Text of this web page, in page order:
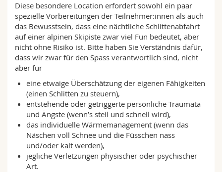
Diese besondere Location erfordert sowohl ein paar
spezielle Vorbereitungen der Teilnehmer:innen als auch
das Bewusstsein, dass eine nächtliche Schlittenabfahrt
auf einer alpinen Skipiste zwar viel Fun bedeutet, aber
nicht ohne Risiko ist. Bitte haben Sie Verständnis dafür,
dass wir zwar für den Spass verantwortlich sind, nicht
aber für
eine etwaige Überschätzung der eigenen Fähigkeiten
(einen Schlitten zu steuern),
entstehende oder getriggerte persönliche Traumata
und Ängste (wenn’s steil und schnell wird),
das individuelle Wärmemanagement (wenn das
Näschen voll Schnee und die Füsschen nass
und/oder kalt werden),
jegliche Verletzungen physischer oder psychischer
Art.